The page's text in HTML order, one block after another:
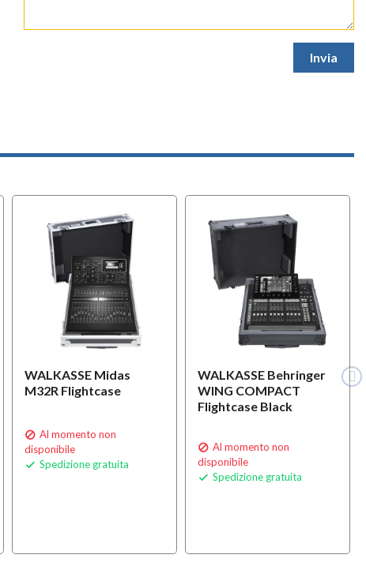
WALKASSE Midas
M32R Flightcase
 Al momento non
disponibile
 Spedizione gratuita
WALKASSE Behringer
WING COMPACT
Flightcase Black
 Al momento non
disponibile
 Spedizione gratuita